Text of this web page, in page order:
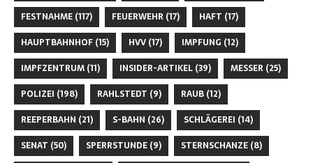
FESTNAHME (117) FEUERWEHR (17) HAFT (17)
HAUPTBAHNHOF (15) HVV (17) IMPFUNG (12)
IMPFZENTRUM (11) INSIDER-ARTIKEL (39) MESSER (25)
POLIZEI (198) RAHLSTEDT (9) RAUB (12)
REEPERBAHN (21) S-BAHN (26) SCHLÄGEREI (14)
SENAT (50) SPERRSTUNDE (9) STERNSCHANZE (8)